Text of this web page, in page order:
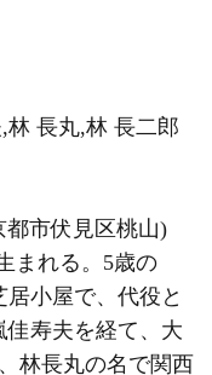
林 長丸,林 長二郎
市伏見区桃山)
まれる。5歳の
小屋で、代役と
佳寿夫を経て、大
林長丸の名で関西